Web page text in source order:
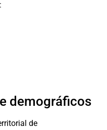
demográficos
de